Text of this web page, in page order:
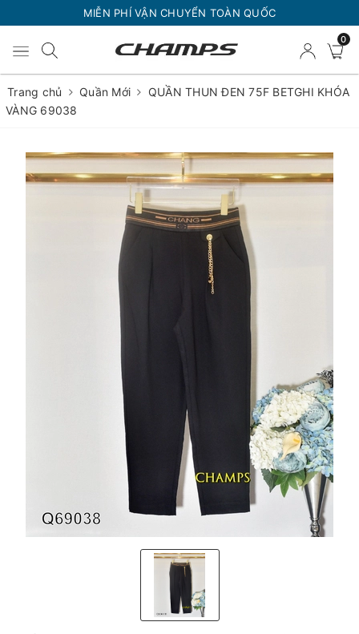
MIỄN PHÍ VẬN CHUYỂN TOÀN QUỐC
0
Trang chủ Quần Mới
QUẦN THUN ĐEN 75F BETGHI KHÓA
VÀNG 69038